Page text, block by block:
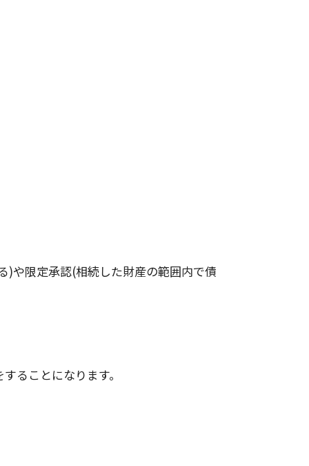
)や限定承認(相続した財産の範囲内で債
ることになります。